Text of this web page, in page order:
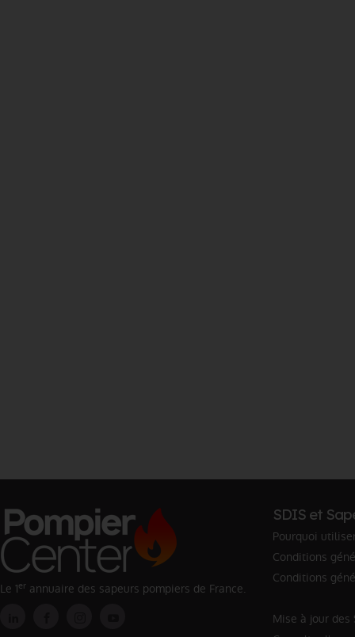
Le 1er annuaire des sapeurs pompiers de France.
SDIS et
Pourquoi
Conditions
Conditions
Mise à jour des